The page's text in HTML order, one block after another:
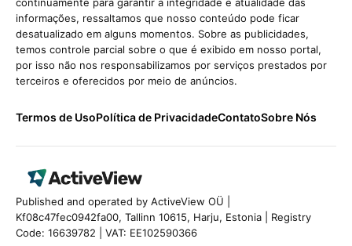
continuamente para garantir a integridade e atualidade das
informações, ressaltamos que nosso conteúdo pode ficar
desatualizado em alguns momentos. Sobre as publicidades,
temos controle parcial sobre o que é exibido em nosso portal,
por isso não nos responsabilizamos por serviços prestados por
terceiros e oferecidos por meio de anúncios.
Termos de UsoPolítica de PrivacidadeContatoSobre Nós
Published and operated by ActiveView OÜ |
Kf08c47fec0942fa00, Tallinn 10615, Harju, Estonia | Registry
Code: 16639782 | VAT: EE102590366